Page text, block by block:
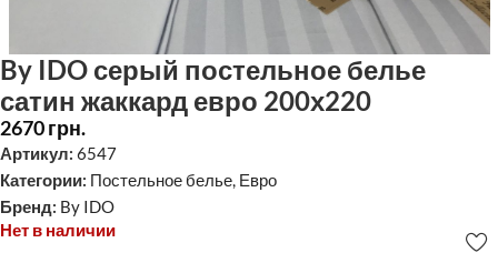
By IDO серый постельное белье
сатин жаккард евро 200х220
2670грн.
Артикул: 6547
Категории: Постельное белье, Евро
Бренд: By IDO
Нет в наличии